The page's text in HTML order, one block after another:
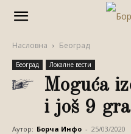
Насловна Београд
Београд Локалне вести
Mоguća
i još 9
Аутор: Борча Инфо - 25/03/2020